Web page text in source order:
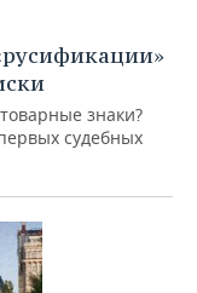
знаки?
судебных